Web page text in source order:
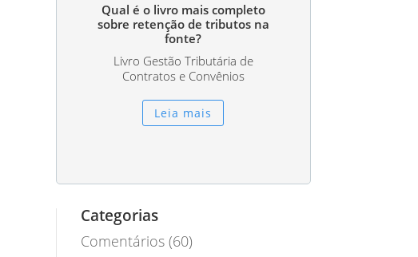
Qual é o livro mais completo
sobre retenção de tributos na
fonte?
Livro Gestão Tributária de
Contratos e Convênios
Leia mais
Categorias
Comentários(60)